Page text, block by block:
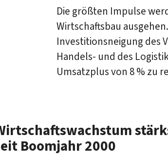
Die größten Impulse
Wirtschaftsbau
Investitionsneigung des
Handels- und des
Umsatzplus von 8 % zu
Boomjahr 2000